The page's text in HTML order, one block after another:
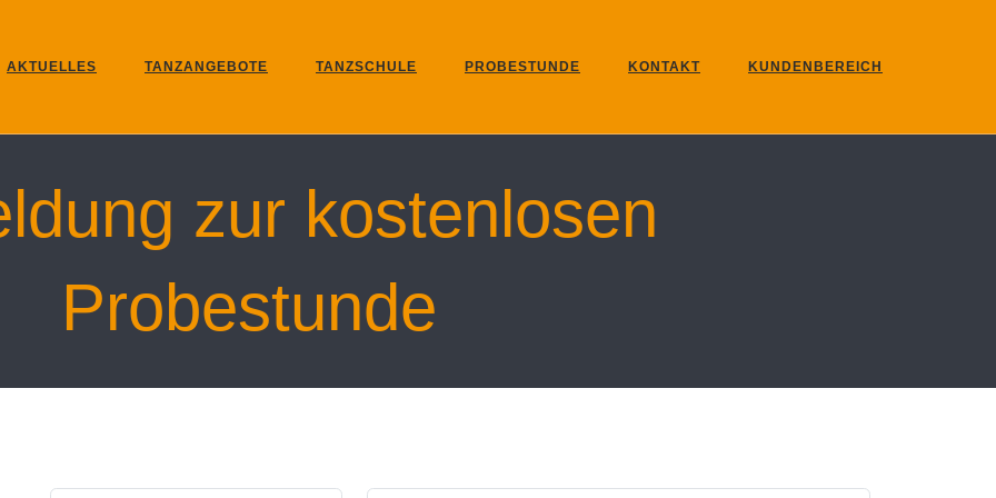
AKTUELLES TANZANGEBOTE TANZSCHULE PROBESTUNDE KONTAKT KUNDENBEREICH
zur kostenlosen
Probestunde